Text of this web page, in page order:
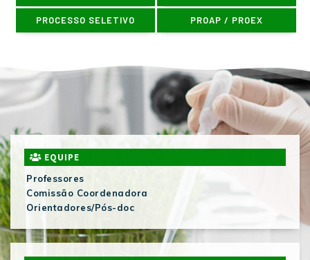
PROCESSO SELETIVO PROAP / PROEX
EQUIPE
Professores
Comissão Coordenadora
Orientadores/Pós-doc